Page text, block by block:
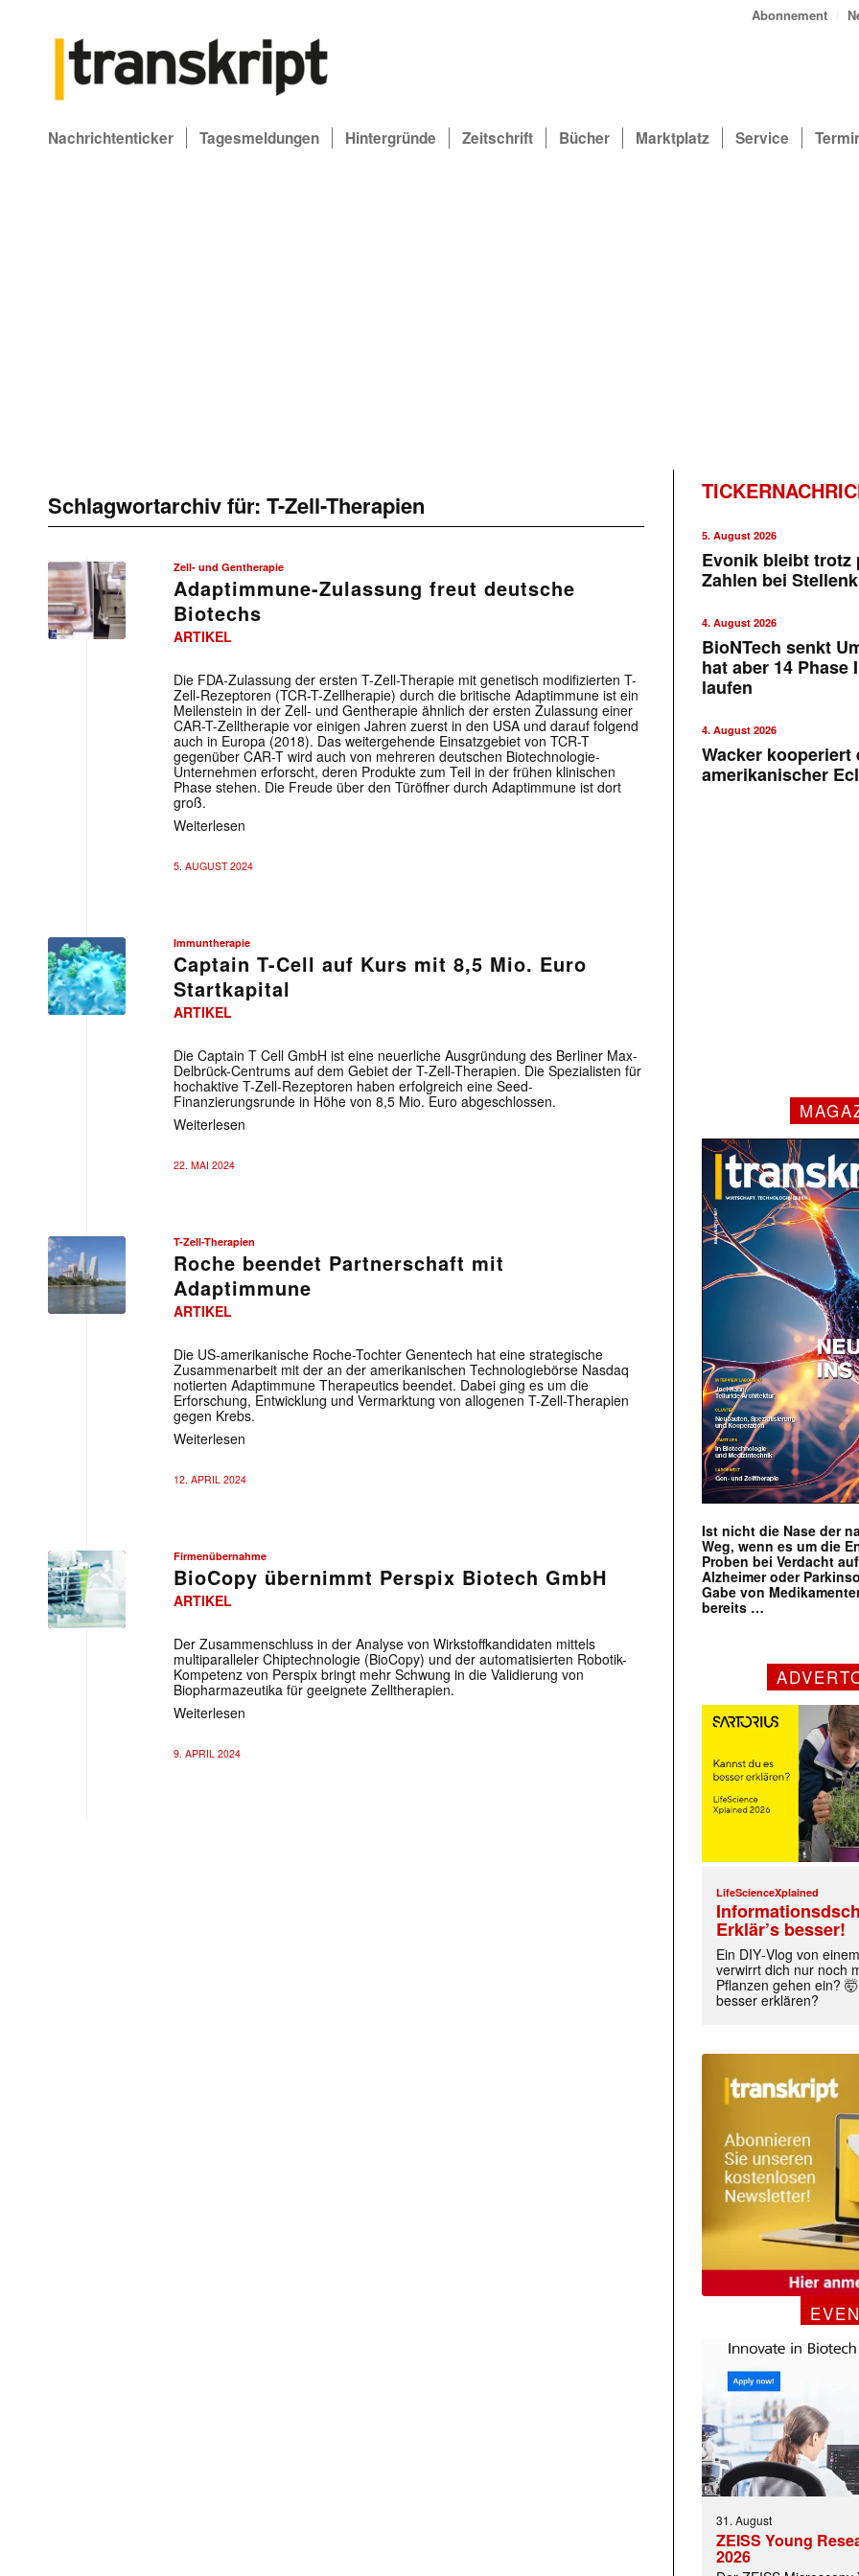
Abonnement
Nachrichtenticker Tagesmeldungen Hintergründe Zeitschrift Bücher Marktplatz Service
Schlagwortarchiv für: T-Zell-Therapien
Zell- und Gentherapie
Adaptimmune-Zulassung freut deutsche
Biotechs
ARTIKEL
Die FDA-Zulassung der ersten T-Zell-Therapie mit genetisch modifizierten T-
Zell-Rezeptoren (TCR-T-Zellherapie) durch die britische Adaptimmune ist ein
Meilenstein in der Zell- und Gentherapie ähnlich der ersten Zulassung einer
CAR-T-Zelltherapie vor einigen Jahren zuerst in den USA und darauf folgend
auch in Europa (2018). Das weitergehende Einsatzgebiet von TCR-T
gegenüber CAR-T wird auch von mehreren deutschen Biotechnologie-
Unternehmen erforscht, deren Produkte zum Teil in der frühen klinischen
Phase stehen. Die Freude über den Türöffner durch Adaptimmune ist dort
groß.
Weiterlesen
5. AUGUST 2024
Immuntherapie
Captain T-Cell auf Kurs mit 8,5 Mio. Euro
Startkapital
ARTIKEL
Die Captain T Cell GmbH ist eine neuerliche Ausgründung des Berliner Max-
Delbrück-Centrums auf dem Gebiet der T-Zell-Therapien. Die Spezialisten für
hochaktive T-Zell-Rezeptoren haben erfolgreich eine Seed-
Finanzierungsrunde in Höhe von 8,5 Mio. Euro abgeschlossen.
Weiterlesen
22. MAI 2024
T-Zell-Therapien
Roche beendet Partnerschaft mit
Adaptimmune
ARTIKEL
Die US-amerikanische Roche-Tochter Genentech hat eine strategische
Zusammenarbeit mit der an der amerikanischen Technologiebörse Nasdaq
notierten Adaptimmune Therapeutics beendet. Dabei ging es um die
Erforschung, Entwicklung und Vermarktung von allogenen T-Zell-Therapien
gegen Krebs.
Weiterlesen
12. APRIL 2024
Firmenübernahme
BioCopy übernimmt Perspix Biotech GmbH
ARTIKEL
Der Zusammenschluss in der Analyse von Wirkstoffkandidaten mittels
multiparalleler Chiptechnologie (BioCopy) und der automatisierten Robotik-
Kompetenz von Perspix bringt mehr Schwung in die Validierung von
Biopharmazeutika für geeignete Zelltherapien.
Weiterlesen
9. APRIL 2024
5. August 2026
Evonik bleibt trotz
Zahlen bei
4. August 2026
BioNTech senkt
hat aber 14 Phase
laufen
4. August 2026
Wacker kooperiert
amerikanischer
Ist nicht die Nase der
Weg, wenn es um die
Proben bei Verdacht
Alzheimer oder
Gabe von
bereits …
LifeScienceXplained
Erklär’s besser!
Ein DIY‑Vlog von
verwirrt dich nur noch
Pflanzen gehen ein?
besser erklären?
31. August
ZEISS Young
2026